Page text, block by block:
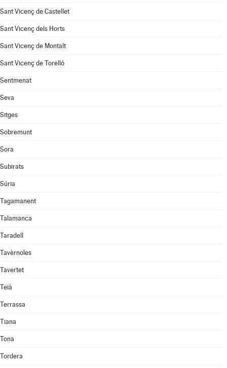
Sant Vicenç de Castellet
Sant Vicenç dels Horts
Sant Vicenç de Montalt
Sant Vicenç de Torelló
Sentmenat
Seva
Sitges
Sobremunt
Sora
Subirats
Súria
Tagamanent
Talamanca
Taradell
Tavèrnoles
Tavertet
Teià
Terrassa
Tiana
Tona
Tordera